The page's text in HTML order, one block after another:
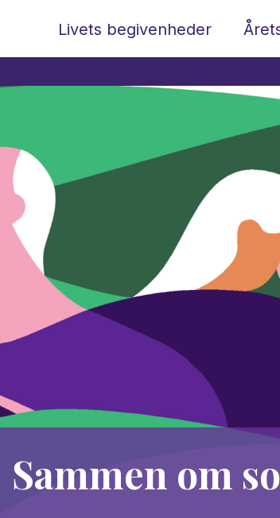
Livets begivenheder
Sammen om